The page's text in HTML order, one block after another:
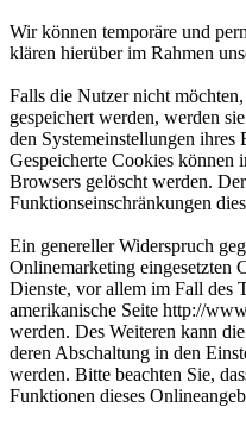
Wir können temporäre und
klären hierüber im Rahmen
Falls die Nutzer nicht
gespeichert werden, werden
den Systemeinstellungen ihres
Gespeicherte Cookies können
Browsers gelöscht werden.
Funktionseinschränkungen
Ein genereller Widerspruch
Onlinemarketing eingesetzten
Dienste, vor allem im Fall des
amerikanische Seite http://
werden. Des Weiteren kann
deren Abschaltung in den
werden. Bitte beachten Sie,
Funktionen dieses